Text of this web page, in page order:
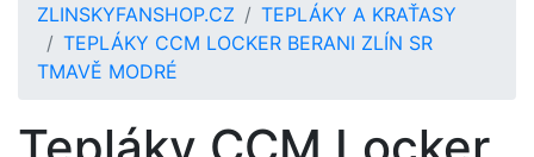
ZLINSKYFANSHOP.CZ
TEPLÁKY A KRAŤASY
TEPLÁKY CCM LOCKER BERANI ZLÍN SR
TMAVĚ MODRÉ